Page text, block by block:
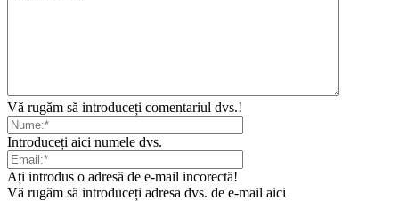
Vă rugăm să introduceți comentariul dvs.!
Introduceți aici numele dvs.
Ați introdus o adresă de e-mail incorectă!
Vă rugăm să introduceți adresa dvs. de e-mail aici